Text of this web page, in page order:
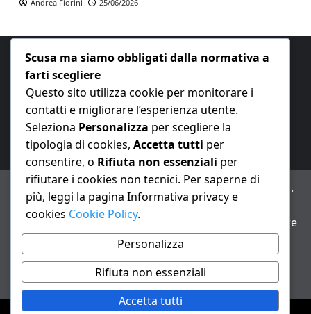
Andrea Fiorini 25/06/2026
E-mail:redazione@nuovaeconomia.it
ANNO XXIII – Testata giornalistica reg. Trib. Milano n.
487 del 20/9/2002 – Dir. resp. Andrea Fiorini
Avviso IA: alcuni articoli di questo sito possono essere
realizzati con il supporto di sistemi di intelligenza
artificiale con supervisione e verifica di un redattore
Informativa privacy e cookie
Scusa ma siamo obbligati dalla normativa a
farti scegliere
Questo sito utilizza cookie per monitorare i
contatti e migliorare l’esperienza utente.
Seleziona Personalizza per scegliere la
tipologia di cookies, Accetta tutti per
consentire, o Rifiuta non essenziali per
rifiutare i cookies non tecnici. Per saperne di
più, leggi la pagina Informativa privacy e
cookies Cookie Policy.
Personalizza
Rifiuta non essenziali
Accetta tutti